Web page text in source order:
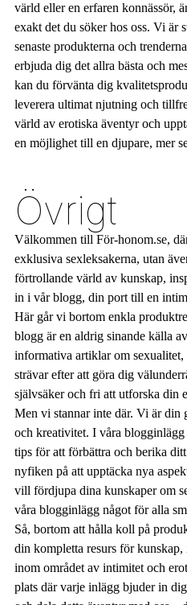
värld eller en erfaren konnässör,
exakt det du söker hos oss. Vi är
senaste produkterna och
erbjuda dig det allra bästa och
kan du förvänta dig
leverera ultimat njutning och
värld av erotiska äventyr och
en möjlighet till en djupare, mer
Övrigt
Välkommen till För-honom.se,
exklusiva sexleksakerna, utan
förtrollande värld av kunskap,
in i vår blogg, din port till en
Här går vi bortom enkla
blogg är en aldrig sinande källa
informativa artiklar om
strävar efter att göra dig
självsäker och fri att utforska din
Men vi stannar inte där. Vi är
och kreativitet. I våra
tips för att förbättra och berika
nyfiken på att upptäcka nya
vill fördjupa dina kunskaper om
våra blogginlägg något för alla
Så, bortom att hålla koll på
din kompletta resurs för
inom området av intimitet och
plats där varje inlägg bjuder in